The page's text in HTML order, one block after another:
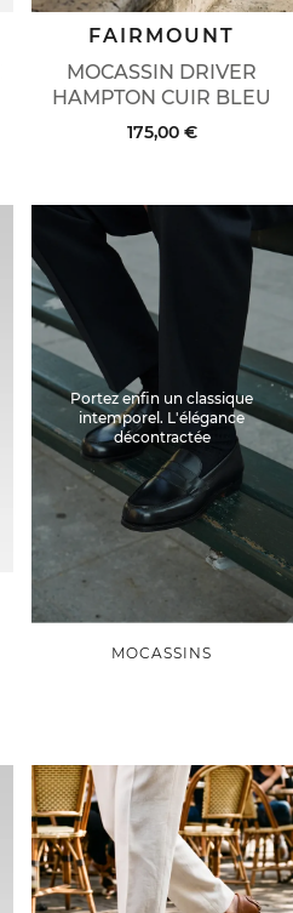
MOCASSIN DRIVER
HAMPTON CUIR BLEU
FAIRMOUNT
175,00 €
Portez enfin un classique
intemporel. L'élégance
décontractée
MOCASSINS